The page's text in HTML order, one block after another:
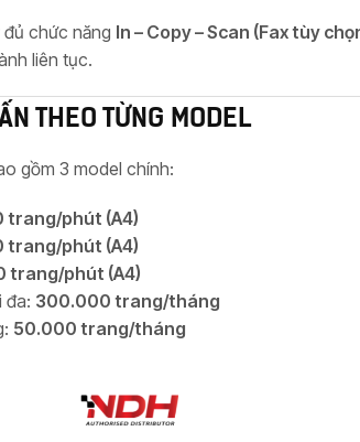
chức năng In – Copy – Scan (Fax tùy
liên tục.
THEO TỪNG MODEL
gồm 3 model chính:
trang/phút (A4)
trang/phút (A4)
trang/phút (A4)
đa: 300.000 trang/tháng
50.000 trang/tháng